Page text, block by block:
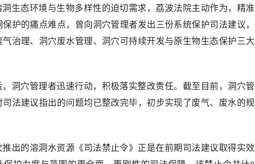
洞生态环境与生物多样性的迫切需求，荔波法院主动作为，精准
护的痛点难点，曾向洞穴管理者发出三份系统保护司法建议，
气治理、洞穴废水管理、洞穴可持续开发与原生物生态保护三大
，洞穴管理者迅速行动，积极落实整改责任。截至目前，洞穴管
法建议指出的问题均已整改完毕，初步实现了废气、废水的规
出的溶洞水资源《司法禁止令》正是在前期司法建议取得实效